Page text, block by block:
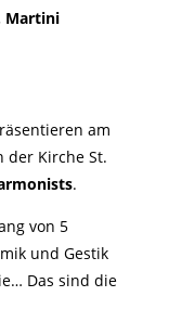
Martini
am
der Kirche St.
.
von 5
und Gestik
Das sind die